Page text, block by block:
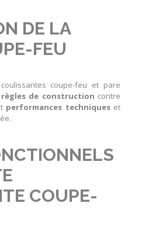
DE LA
FEU
coupe-feu et pare
de construction contre
performances techniqueset
COUPE-